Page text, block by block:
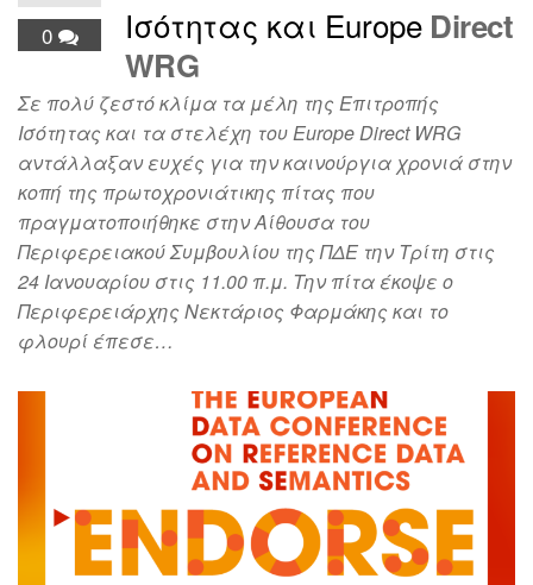
0
Ισότητας και Europe Direct
WRG
Σε πολύ ζεστό κλίμα τα μέλη της Επιτροπής
Ισότητας και τα στελέχη του Europe Direct WRG
αντάλλαξαν ευχές για την καινούργια χρονιά στην
κοπή της πρωτοχρονιάτικης πίτας που
πραγματοποιήθηκε στην Αίθουσα του
Περιφερειακού Συμβουλίου της ΠΔΕ την Τρίτη στις
24 Ιανουαρίου στις 11.00 π.μ. Την πίτα έκοψε ο
Περιφερειάρχης Νεκτάριος Φαρμάκης και το
φλουρί έπεσε…